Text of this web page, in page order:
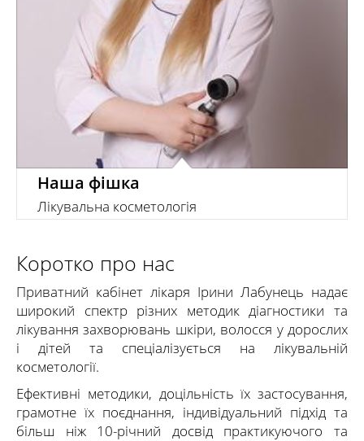
Наша фішка
Лікувальна косметологія
Коротко про нас
Приватний кабінет лікаря Ірини Лабунець надає
широкий спектр різних методик діагностики та
лікування захворювань шкіри, волосся у дорослих
і дітей та спеціалізується на лікувальній
косметології.
Ефективні методики, доцільність їх застосування,
грамотне їх поєднання, індивідуальний підхід та
більш ніж 10-річний досвід практикуючого та